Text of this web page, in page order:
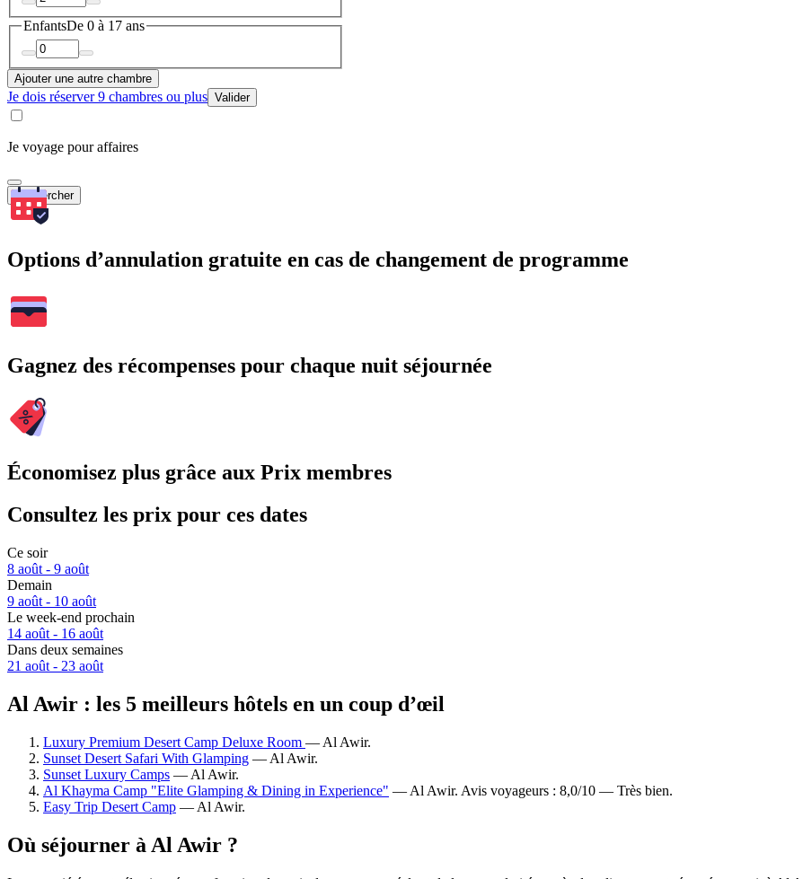
EnfantsDe 0 à 17 ans
Ajouter une autre chambre
Je dois réserver 9 chambres ou plus Valider
Je voyage pour affaires
Rechercher
Options d’annulation gratuite en cas de changement de programme
Gagnez des récompenses pour chaque nuit séjournée
Économisez plus grâce aux Prix membres
Consultez les prix pour ces dates
Ce soir
8 août - 9 août
Demain
9 août - 10 août
Le week-end prochain
14 août - 16 août
Dans deux semaines
21 août - 23 août
Al Awir : les 5 meilleurs hôtels en un coup d’œil
Luxury Premium Desert Camp Deluxe Room — Al Awir.
Sunset Desert Safari With Glamping — Al Awir.
Sunset Luxury Camps — Al Awir.
Al Khayma Camp "Elite Glamping & Dining in Experience" — Al Awir. Avis voyageurs : 8,0/10 — Très bien.
Easy Trip Desert Camp — Al Awir.
Où séjourner à Al Awir ?